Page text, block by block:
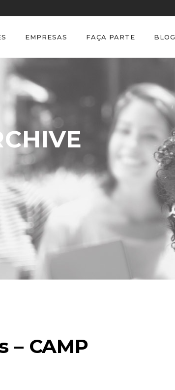
EMPRESAS FAÇA PARTE BLOG
– CAMP